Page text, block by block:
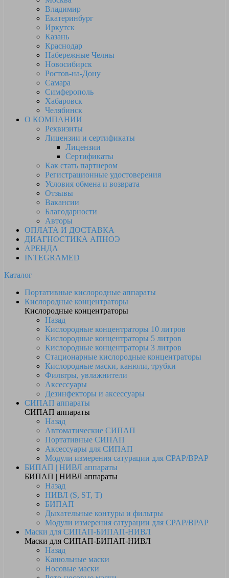
Владимир
Екатеринбург
Иркутск
Казань
Краснодар
Набережные Челны
Новосибирск
Ростов-на-Дону
Самара
Симферополь
Хабаровск
Челябинск
О КОМПАНИИ
Реквизиты
Лицензии и сертификаты
Лицензии
Сертификаты
Как стать партнером
Регистрационные удостоверения
Условия обмена и возврата
Отзывы
Вакансии
Благодарности
Авторы
ОПЛАТА И ДОСТАВКА
ДИАГНОСТИКА АПНОЭ
АРЕНДА
INTEGRAMED
Каталог
Портативные кислородные аппараты
Кислородные концентраторы
Кислородные концентраторы
Назад
Кислородные концентраторы 10 литров
Кислородные концентраторы 5 литров
Кислородные концентраторы 3 литров
Стационарные кислородные концентраторы
Кислородные маски, канюли, трубки
Фильтры, увлажнители
Аксессуары
Дезинфекторы и аксессуары
СИПАП аппараты
СИПАП аппараты
Назад
Автоматические СИПАП
Портативные СИПАП
Аксессуары для СИПАП
Модули измерения сатурации для CPAP/BPAP
БИПАП | НИВЛ аппараты
БИПАП | НИВЛ аппараты
Назад
НИВЛ (S, ST, T)
БИПАП
Дыхательные контуры и фильтры
Модули измерения сатурации для CPAP/BPAP
Маски для СИПАП-БИПАП-НИВЛ
Маски для СИПАП-БИПАП-НИВЛ
Назад
Канюльные маски
Носовые маски